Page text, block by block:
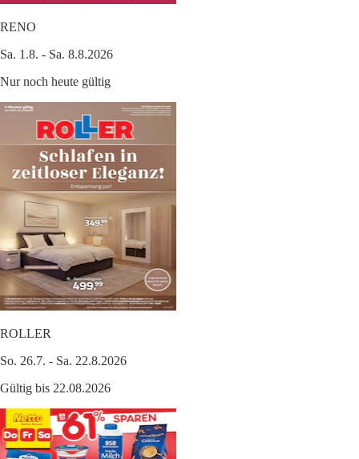
RENO
Sa. 1.8. - Sa. 8.8.2026
Nur noch heute gültig
ROLLER
So. 26.7. - Sa. 22.8.2026
Gültig bis 22.08.2026